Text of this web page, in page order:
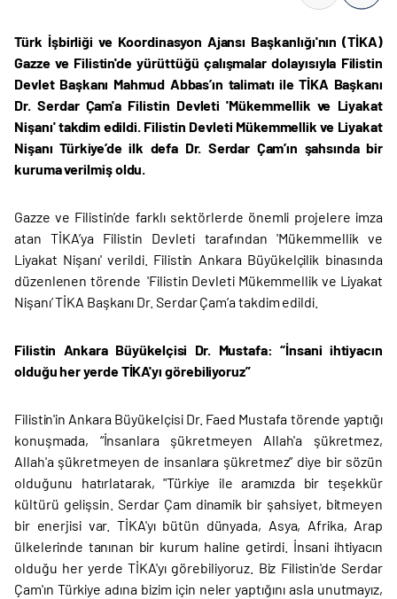
Türk İşbirliği ve Koordinasyon Ajansı Başkanlığı'nın (TİKA)
Gazze ve Filistin'de yürüttüğü çalışmalar dolayısıyla Filistin
Devlet Başkanı Mahmud Abbas’ın talimatı ile TİKA Başkanı
Dr. Serdar Çam'a Filistin Devleti 'Mükemmellik ve Liyakat
Nişanı' takdim edildi. Filistin Devleti Mükemmellik ve Liyakat
Nişanı Türkiye’de ilk defa Dr. Serdar Çam’ın şahsında bir
kuruma verilmiş oldu.
Gazze ve Filistin’de farklı sektörlerde önemli projelere imza
atan TİKA’ya Filistin Devleti tarafından 'Mükemmellik ve
Liyakat Nişanı' verildi. Filistin Ankara Büyükelçilik binasında
düzenlenen törende 'Filistin Devleti Mükemmellik ve Liyakat
Nişanı’ TİKA Başkanı Dr. Serdar Çam’a takdim edildi.
Filistin Ankara Büyükelçisi Dr. Mustafa: “İnsani ihtiyacın
olduğu her yerde TİKA'yı görebiliyoruz”
Filistin'in Ankara Büyükelçisi Dr. Faed Mustafa törende yaptığı
konuşmada, “İnsanlara şükretmeyen Allah'a şükretmez,
Allah'a şükretmeyen de insanlara şükretmez” diye bir sözün
olduğunu hatırlatarak, "Türkiye ile aramızda bir teşekkür
kültürü gelişsin. Serdar Çam dinamik bir şahsiyet, bitmeyen
bir enerjisi var. TİKA'yı bütün dünyada, Asya, Afrika, Arap
ülkelerinde tanınan bir kurum haline getirdi. İnsani ihtiyacın
olduğu her yerde TİKA'yı görebiliyoruz. Biz Filistin'de Serdar
Çam'ın Türkiye adına bizim için neler yaptığını asla unutmayız,